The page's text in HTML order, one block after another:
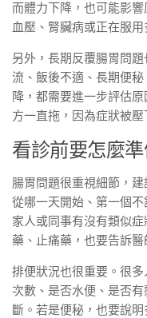
而體力下降，也可能影
血壓、腎臟病或正在服
另外，長期反覆腸胃問
流、飯後不適、長期便
降，都需要進一步評估
方一直拖，因為症狀被
看診前要怎麼
腸胃問題很重視細節，
從哪一天開始、第一個
家人或同事有沒有類似
藥、止痛藥，也要告訴
排便狀況也很重要。很
次數、是否水便、是否
斷。若是便秘，也要說